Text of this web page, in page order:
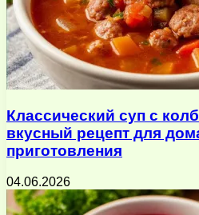
Классический суп с
вкусный рецепт для
приготовления
04.06.2026